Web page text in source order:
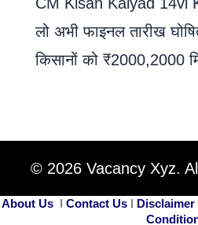
लो अभी फाइनल तारीख
किसानों को ₹2000,2000
© 2026 Vacancy Xyz.
About Us I Contact Us I Disclaimer